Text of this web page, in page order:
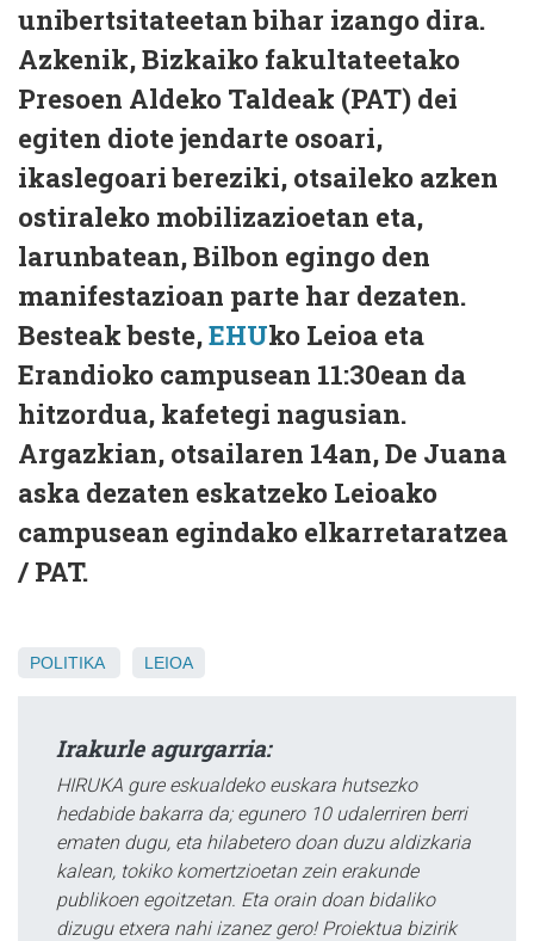
unibertsitateetan bihar izango dira.
Azkenik, Bizkaiko fakultateetako
Presoen Aldeko Taldeak (PAT) dei
egiten diote jendarte osoari,
ikaslegoari bereziki, otsaileko azken
ostiraleko mobilizazioetan eta,
larunbatean, Bilbon egingo den
manifestazioan parte har dezaten.
Besteak beste,EHUko Leioa eta
Erandioko campusean 11:30ean da
hitzordua, kafetegi nagusian.
Argazkian, otsailaren 14an, De Juana
aska dezaten eskatzeko Leioako
campusean egindako elkarretaratzea
/ PAT.
POLITIKA LEIOA
Irakurle agurgarria:
HIRUKA gure eskualdeko euskara hutsezko
hedabide bakarra da; egunero 10 udalerriren berri
ematen dugu, eta hilabetero doan duzu aldizkaria
kalean, tokiko komertzioetan zein erakunde
publikoen egoitzetan. Eta orain doan bidaliko
dizugu etxera nahi izanez gero! Proiektua bizirik